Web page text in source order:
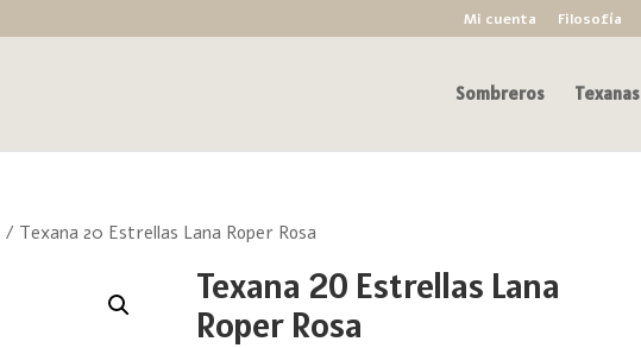
Mi cuenta Filosofía
Sombreros Texanas
/ Texana 20 Estrellas Lana Roper Rosa
Texana 20 Estrellas Lana
Roper Rosa